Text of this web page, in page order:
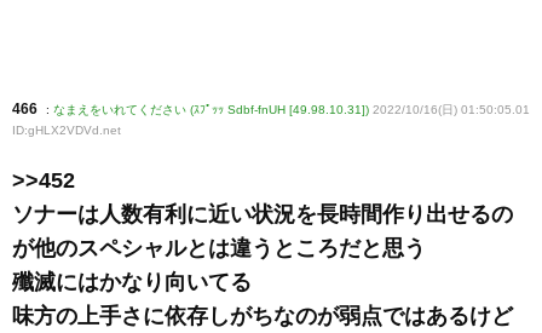
466 : なまえをいれてください (ｽﾌﾟｯｯ Sdbf-fnUH [49.98.10.31]) 2022/10/16(日) 01:50:05.01
ID:gHLX2VDVd .net
>>452
ソナーは人数有利に近い状況を長時間作り出せるの
が他のスペシャルとは違うところだと思う
殲滅にはかなり向いてる
味方の上手さに依存しがちなのが弱点ではあるけど